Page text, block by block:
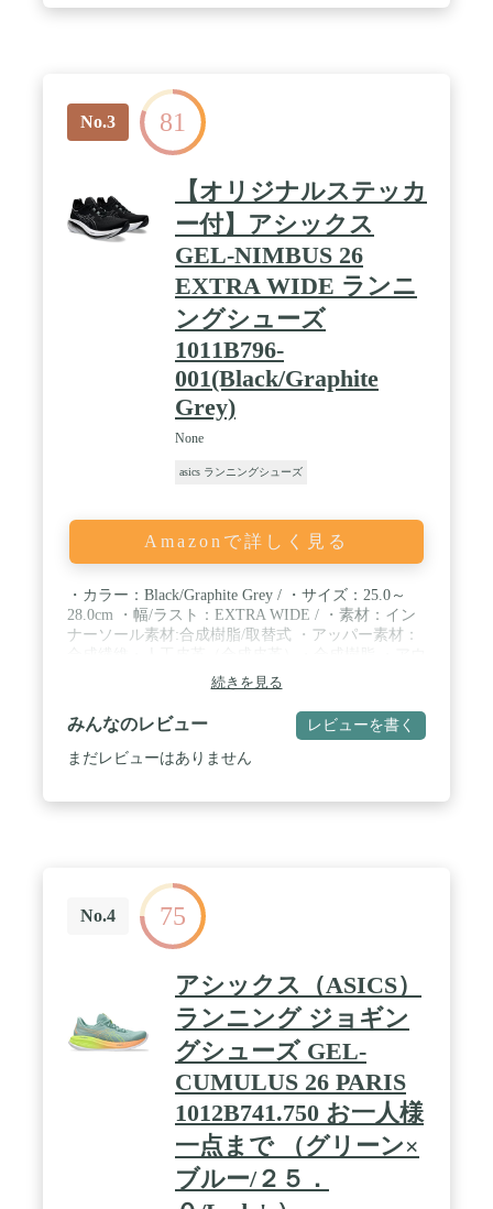
No.3 81
【オリジナルステッカ
ー付】アシックス
GEL-NIMBUS 26
EXTRA WIDE ランニ
ングシューズ
1011B796-
001(Black/Graphite
Grey)
None
asics ランニングシューズ
Amazonで詳しく見る
・カラー：Black/Graphite Grey / ・サイズ：25.0～
28.0cm ・幅/ラスト：EXTRA WIDE / ・素材：イン
ナーソール素材:合成樹脂/取替式 ・アッパー素材：
ター素材：ゴム底 / ・原産国：ベトナム製 / ・適合
する別売中敷：1173A028 PERFORMANCE
SOCKLINER（EXTRA WIDE） / ・ヒール高：
41.5mm / ソフトな履き心地と快適性を追求したニュ
ートラルクッションモデル GEL-NIMBUS 26
続きを見る
みんなのレビュー レビューを書く
まだレビューはありません
No.4 75
アシックス（ASICS）
ランニング ジョギン
グシューズ GEL-
CUMULUS 26 PARIS
1012B741.750 お一人様
一点まで （グリーン×
ブルー/２５．